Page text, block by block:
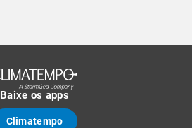
Baixe os apps
Climatempo